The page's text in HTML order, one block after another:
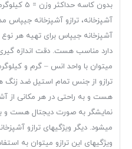
بدون کاسه
آشپزخانه جیپاس برای تهیه هر نوع
دارد مناسب هست. دقت اندازه
میتوان با واحد انس – گرم و
ترازو از جنس تمام استیل ضد
هست و به راحتی در هر مکانی از
ویژگیهای این ترازو میتوان به